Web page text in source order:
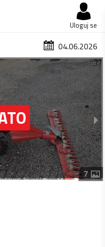
Uloguj se
04.06.2026
1 od 7
7